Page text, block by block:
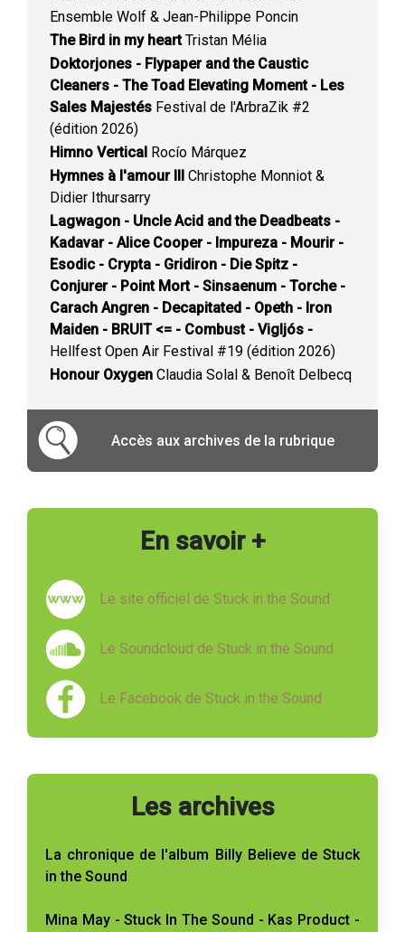
Ensemble Wolf & Jean-Philippe Poncin
The Bird in my heartTristan Mélia
Doktorjones - Flypaper and the Caustic
Cleaners - The Toad Elevating Moment - Les
Sales Majestés Festival de l'ArbraZik #2
(édition 2026)
Himno Vertical Rocío Márquez
Hymnes à l'amour III Christophe Monniot &
Didier Ithursarry
Lagwagon - Uncle Acid and the Deadbeats -
Kadavar - Alice Cooper - Impureza - Mourir -
Esodic - Crypta - Gridiron - Die Spitz -
Conjurer - Point Mort - Sinsaenum - Torche -
Carach Angren - Decapitated - Opeth - Iron
Maiden - BRUIT <= - Combust - Vigljós -
Hellfest Open Air Festival #19 (édition 2026)
Honour Oxygen Claudia Solal & Benoît Delbecq
Accès aux archives de la rubrique
En savoir +
Le site officiel de Stuck in the Sound
Le Soundcloud de Stuck in the Sound
Le Facebook de Stuck in the Sound
Les archives
La chronique de l'album Billy Believe de Stuck
in the Sound
Mina May - Stuck In The Sound - Kas Product -